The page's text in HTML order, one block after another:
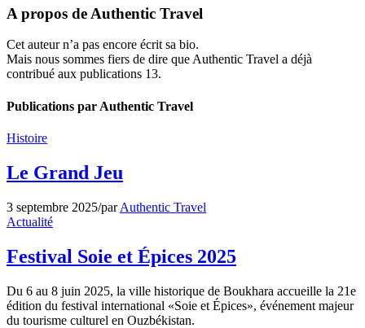
A propos de Authentic Travel
Cet auteur n’a pas encore écrit sa bio.
Mais nous sommes fiers de dire queAuthentic Travel a déjà
contribué aux publications 13.
Publications par Authentic Travel
Histoire
Le Grand Jeu
3 septembre 2025/parAuthentic Travel
Actualité
Festival Soie et Épices 2025
Du 6 au 8 juin 2025, la ville historique de Boukhara accueille la 21e
édition du festival international «Soie et Épices», événement majeur
du tourisme culturel en Ouzbékistan.